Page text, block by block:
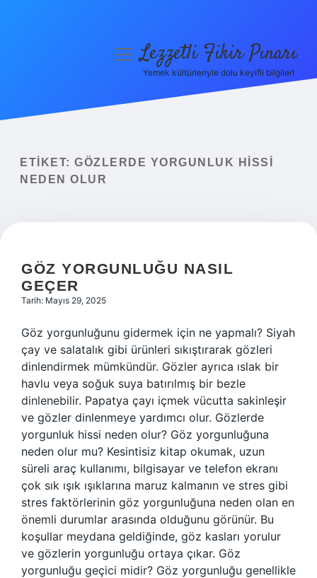
Yasal Uyarı
menüyüLezzetli Fikir Pınarı
Yemek kültürleriyle dolu keyifli bilgiler!
ETIKET: GÖZLERDE YORGUNLUK HISSI
NEDEN OLUR
GÖZ YORGUNLUĞU NASIL
GEÇER
Tarih: Mayıs 29, 2025
Göz yorgunluğunu gidermek için ne yapmalı? Siyah
çay ve salatalık gibi ürünleri sıkıştırarak gözleri
dinlendirmek mümkündür. Gözler ayrıca ıslak bir
havlu veya soğuk suya batırılmış bir bezle
dinlenebilir. Papatya çayı içmek vücutta sakinleşir
ve gözler dinlenmeye yardımcı olur. Gözlerde
yorgunluk hissi neden olur? Göz yorgunluğuna
neden olur mu? Kesintisiz kitap okumak, uzun
süreli araç kullanımı, bilgisayar ve telefon ekranı
çok sık ışık ışıklarına maruz kalmanın ve stres gibi
stres faktörlerinin göz yorgunluğuna neden olan en
önemli durumlar arasında olduğunu görünür. Bu
koşullar meydana geldiğinde, göz kasları yorulur
ve gözlerin yorgunluğu ortaya çıkar. Göz
yorgunluğu geçici midir? Göz yorgunluğu genellikle